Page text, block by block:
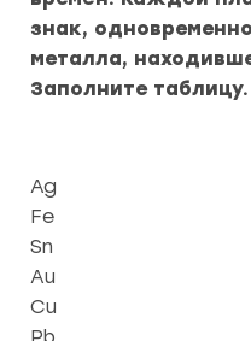
знак,
металла,
Заполните таблицу.
Ag
Fe
Sn
Au
Cu